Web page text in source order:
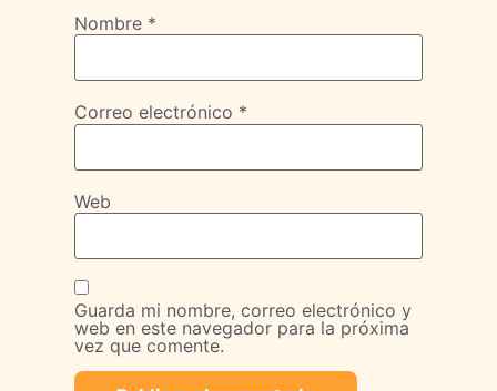
Nombre *
Correo electrónico *
Web
Guarda mi nombre, correo electrónico y
web en este navegador para la próxima
vez que comente.